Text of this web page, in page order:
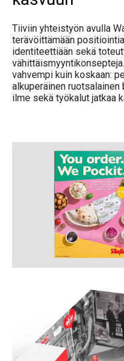
Tiiviin yhteistyön avulla
terävöittämään
identiteettiään sekä
vahvempi kuin koskaan:
alkuperäinen
ilme sekä työkalut jatkaa